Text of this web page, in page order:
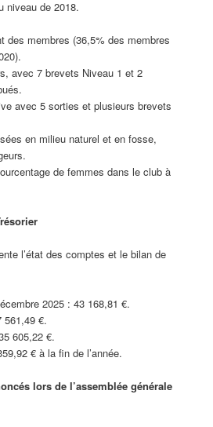
niveau de 2018.
des membres (36,5% des membres
avec 7 brevets Niveau 1 et 2
avec 5 sorties et plusieurs brevets
en milieu naturel et en fosse,
de femmes dans le club à
l’état des comptes et le bilan de
2025 : 43 168,81 €.
561,49 €.
605,22 €.
€ à la fin de l’année.
lors de l’assemblée générale